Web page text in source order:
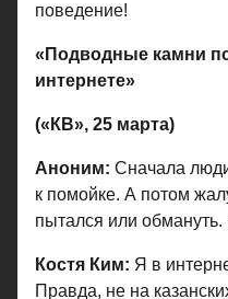
поведение!
«Подводные камни
интернете»
(«КВ», 25 марта)
Аноним: Сначала люди
к помойке. А потом
пытался или обмануть.
Костя Ким: Я в
Правда, не на